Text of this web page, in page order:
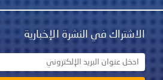
الإخبارية